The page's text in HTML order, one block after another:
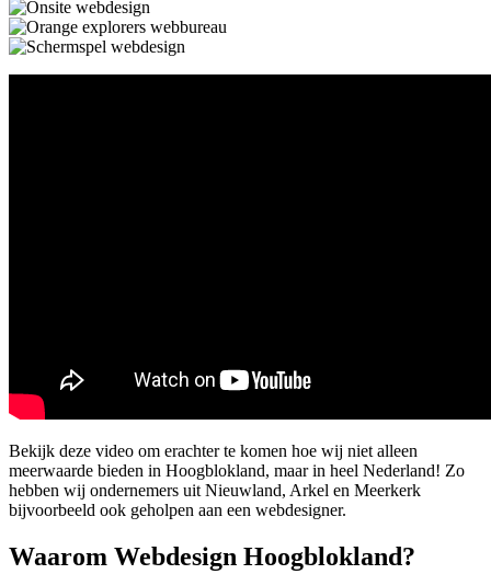
Bekijk deze video om erachter te komen hoe wij niet alleen
meerwaarde bieden in Hoogblokland, maar in heel Nederland! Zo
hebben wij ondernemers uit Nieuwland, Arkel en Meerkerk
bijvoorbeeld ook geholpen aan een webdesigner.
Waarom Webdesign Hoogblokland?